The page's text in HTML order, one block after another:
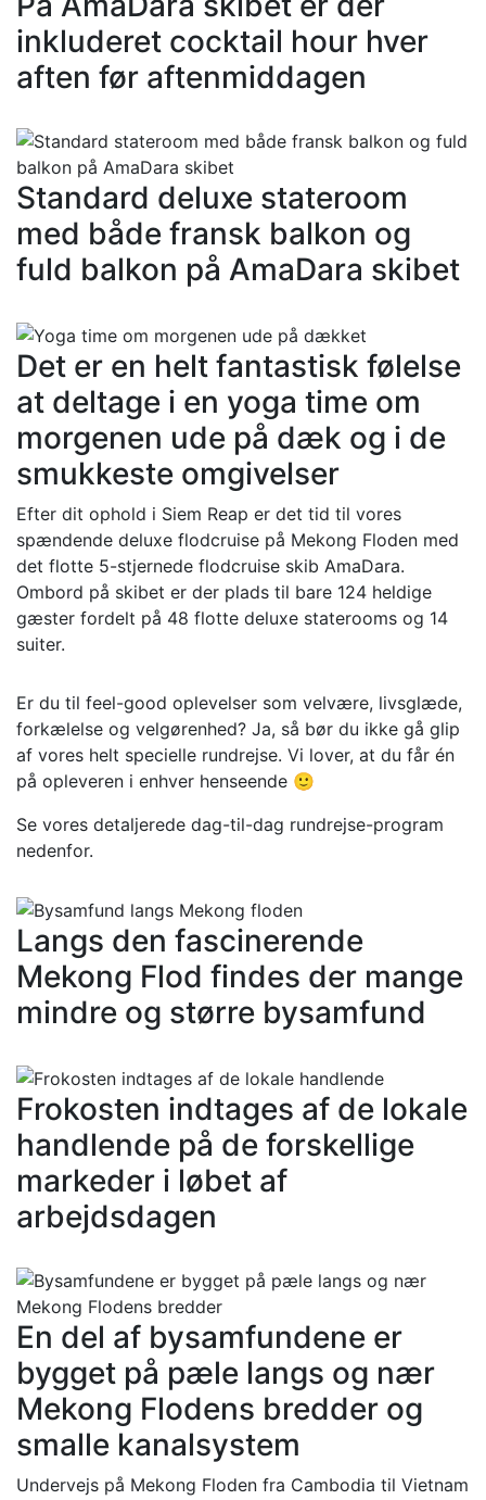
inkluderet cocktail hour hver
aften før aftenmiddagen
Standard deluxe stateroom
med både fransk balkon og
fuld balkon på AmaDara skibet
Det er en helt fantastisk følelse
at deltage i en yoga time om
morgenen ude på dæk og i de
smukkeste omgivelser
Efter dit ophold i Siem Reap er det tid til vores
spændende deluxe flodcruise på Mekong Floden med
det flotte 5-stjernede flodcruise skib AmaDara.
Ombord på skibet er der plads til bare 124 heldige
gæster fordelt på 48 flotte deluxe staterooms og 14
suiter.
Er du til feel-good oplevelser som velvære, livsglæde,
forkælelse og velgørenhed? Ja, så bør du ikke gå glip
af vores helt specielle rundrejse. Vi lover, at du får én
på opleveren i enhver henseende 🙂
Se vores detaljerede dag-til-dag rundrejse-program
nedenfor.
Langs den fascinerende
Mekong Flod findes der mange
mindre og større bysamfund
Frokosten indtages af de lokale
handlende på de forskellige
markeder i løbet af
arbejdsdagen
En del af bysamfundene er
bygget på pæle langs og nær
Mekong Flodens bredder og
smalle kanalsystem
Undervejs på Mekong Floden fra Cambodia til Vietnam